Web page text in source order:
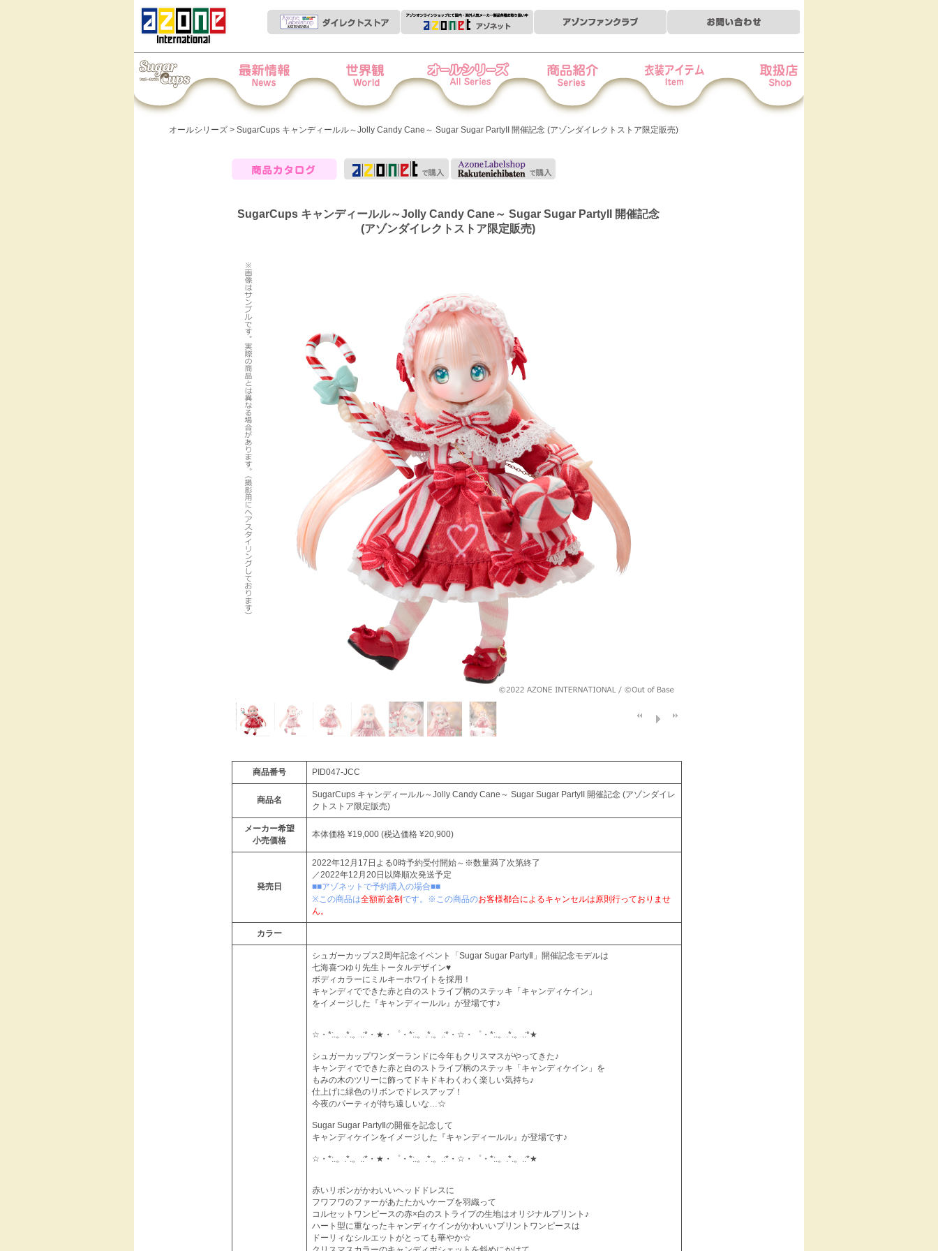
オールシリーズ > SugarCups キャンディールル～Jolly Candy Cane～ Sugar Sugar PartyII 開催記念 (アゾンダイレクトストア限定販売)
SugarCups キャンディールル～Jolly Candy Cane～ Sugar Sugar PartyII 開催記念
(アゾンダイレクトストア限定販売)
商品番号 PID047-JCC
商品名
SugarCups キャンディールル～Jolly Candy Cane～ Sugar Sugar PartyII 開催記念 (アゾンダイレ
クトストア限定販売)
メーカー希望
小売価格
本体価格 ¥19,000 (税込価格 ¥20,900)
発売日
2022年12月17日よる0時予約受付開始～※数量満了次第終了
／2022年12月20日以降順次発送予定
■■アゾネットで予約購入の場合■■
※この商品は全額前金制 です。※この商品のお客様都合によるキャンセルは原則行っておりませ
ん。
カラー
シュガーカップス2周年記念イベント「Sugar Sugar PartyⅡ」開催記念モデルは
七海喜つゆり先生トータルデザイン♥
ボディカラーにミルキーホワイトを採用！
キャンディでできた赤と白のストライプ柄のステッキ「キャンディケイン」
をイメージした『キャンディールル』が登場です♪
☆・*:.。.*.。.:*・★・゜・*:.。.*.。.:*・☆・゜・*:.。.*.。.:*★
シュガーカップワンダーランドに今年もクリスマスがやってきた♪
キャンディでできた赤と白のストライプ柄のステッキ「キャンディケイン」を
もみの木のツリーに飾ってドキドキわくわく楽しい気持ち♪
仕上げに緑色のリボンでドレスアップ！
今夜のパーティが待ち遠しいな…☆
Sugar Sugar PartyⅡの開催を記念して
キャンディケインをイメージした『キャンディールル』が登場です♪
☆・*:.。.*.。.:*・★・゜・*:.。.*.。.:*・☆・゜・*:.。.*.。.:*★
赤いリボンがかわいいヘッドドレスに
フワフワのファーがあたたかいケープを羽織って
コルセットワンピースの赤×白のストライプの生地はオリジナルプリント♪
ハート型に重なったキャンディケインがかわいいプリントワンピースは
ドーリィなシルエットがとっても華やか☆